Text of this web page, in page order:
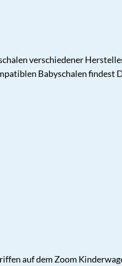
verschiedener
Babyschalen findest
auf dem Zoom